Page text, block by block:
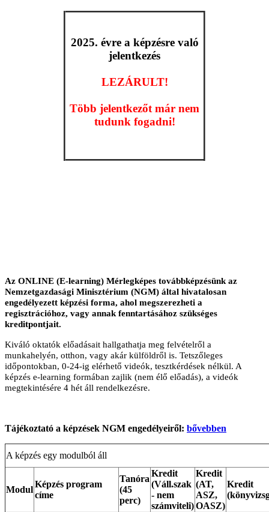
2025. évre a képzésre való
jelentkezés
LEZÁRULT!
Több jelentkezőt már nem
tudunk fogadni!
Az ONLINE (E-learning) Mérlegképes továbbképzésünk az
Nemzetgazdasági Minisztérium (NGM) által hivatalosan
engedélyezett képzési forma, ahol megszerezheti a
regisztrációhoz, vagy annak fenntartásához szükséges
kreditpontjait.
Kiváló oktatók előadásait hallgathatja meg felvételről a
munkahelyén, otthon, vagy akár külföldről is. Tetszőleges
időpontokban, 0-24-ig elérhető videók, tesztkérdések nélkül. A
képzés e-learning formában zajlik (nem élő előadás), a videók
megtekintésére 4 hét áll rendelkezésre.
Tájékoztató a képzések NGM engedélyeiről: bővebben
A képzés egy modulból áll
Modul
Képzés program
címe
Tanóra
(45
perc)
Kredit
(Váll.szak
- nem
számviteli)
Kredit
(AT,
ASZ,
OASZ)
Kredit